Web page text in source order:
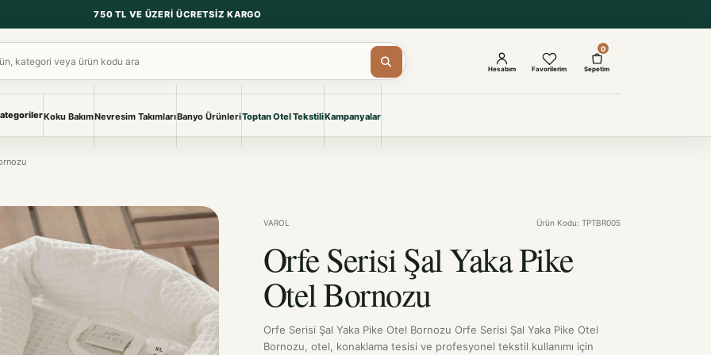
750 TL VE ÜZERI ÜCRETSIZ KARGO
Çarşaf & Çarşaf Takımı
BEBEK
Bebek Ürünleri
KURUMSAL ÇÖZÜMLER
Projelere özel, dayanıklı tekstil
seçkileri.
Koku BakımNevresim TakımlarıBanyo ÜrünleriToptan Otel TekstiliKampanyalar
Hesabım Favorilerim
0
Sepetim
VAROL Ürün Kodu: TPTBR005
Orfe Serisi Şal Yaka Pike
Otel Bornozu
Orfe Serisi Şal Yaka Pike Otel Bornozu Orfe Serisi Şal Yaka Pike Otel
Bornozu, otel, konaklama tesisi ve profesyonel tekstil kullanımı için